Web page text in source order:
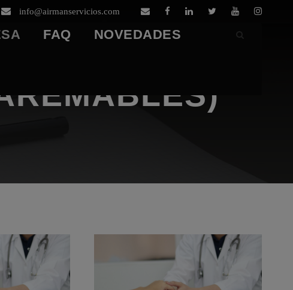
info@airmanservicios.com
FAQ NOVEDADES